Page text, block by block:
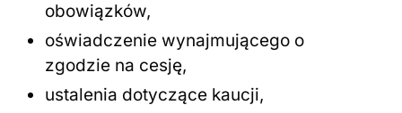
obowiązków,
oświadczenie wynajmującego o
zgodzie na cesję,
ustalenia dotyczące kaucji,